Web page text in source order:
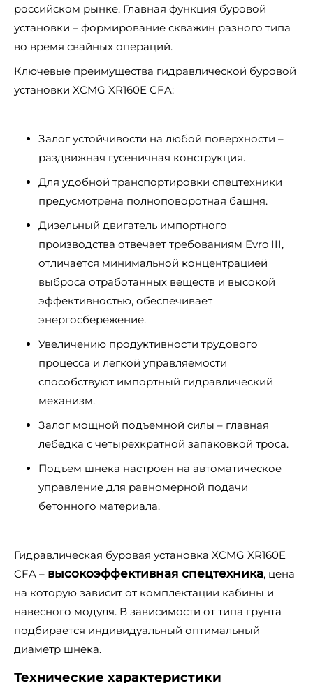
российском рынке. Главная функция буровой
установки – формирование скважин разного типа
во время свайных операций.
Ключевые преимущества гидравлической буровой
установки XCMG XR160E CFA:
Залог устойчивости на любой поверхности –
раздвижная гусеничная конструкция.
Для удобной транспортировки спецтехники
предусмотрена полноповоротная башня.
Дизельный двигатель импортного
производства отвечает требованиям Evro III,
отличается минимальной концентрацией
выброса отработанных веществ и высокой
эффективностью, обеспечивает
энергосбережение.
Увеличению продуктивности трудового
процесса и легкой управляемости
способствуют импортный гидравлический
механизм.
Залог мощной подъемной силы – главная
лебедка с четырехкратной запаковкой троса.
Подъем шнека настроен на автоматическое
управление для равномерной подачи
бетонного материала.
Гидравлическая буровая установка XCMG XR160E
CFA – высокоэффективная спецтехника, цена
на которую зависит от комплектации кабины и
навесного модуля. В зависимости от типа грунта
подбирается индивидуальный оптимальный
диаметр шнека.
Технические характеристики